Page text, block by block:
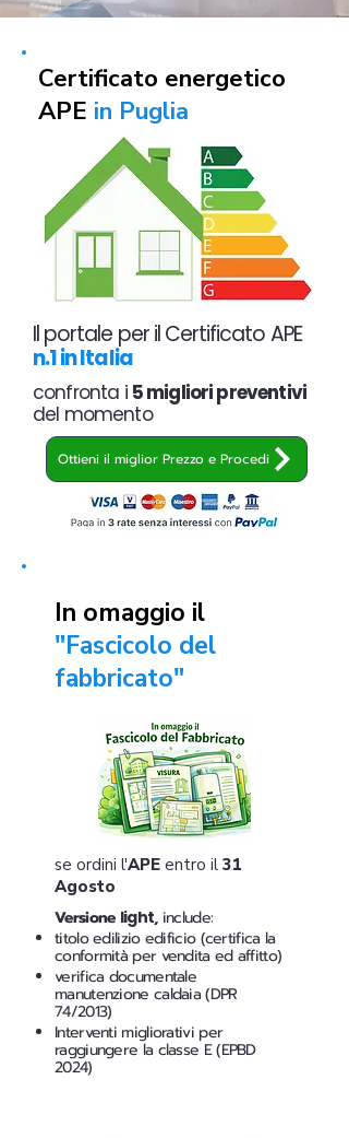
Certificato energetico
APE in Puglia
Il portale per il Certificato APE
n.1 in Italia
confronta i 5 migliori preventivi
del momento
Ottieni il miglior Prezzo e Procedi
In omaggio il
"Fascicolo del
fabbricato"
se ordini l'APE entro il 31
Agosto
Versione light,include:
titolo edilizio edificio (certifica la
conformità per vendita ed affitto)
verifica documentale
manutenzione caldaia (DPR
74/2013)
Interventi migliorativi per
raggiungere la classe E (EPBD
2024)